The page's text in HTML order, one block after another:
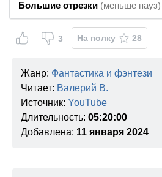
Большие отрезки (меньше пауз)
3 На полку 28
Жанр: Фантастика и фэнтези
Читает: Валерий В.
Источник: YouTube
Длительность: 05:20:00
Добавлена: 11 января 2024